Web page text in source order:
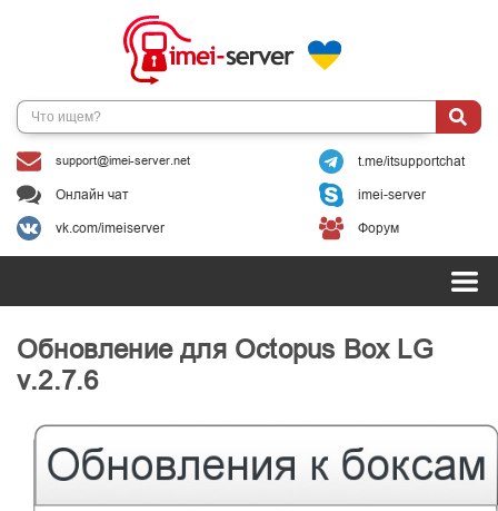
support@imei-server.net t.me/itsupportchat
Онлайн чат imei-server
vk.com/imeiserver Форум
Обновление для Octopus Box LG
v.2.7.6